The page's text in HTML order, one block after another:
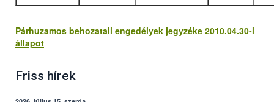
Párhuzamos behozatali engedélyek jegyzéke 2010.04.30-i
állapot
Friss hírek